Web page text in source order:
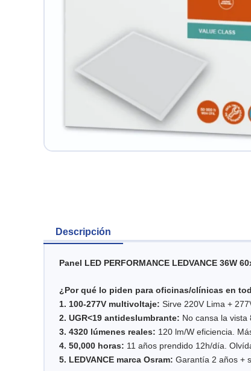
Descripción
Panel LED PERFORMANCE LEDVANCE 36W
¿Por qué lo piden para oficinas/clínicas en
1. 100-277V multivoltaje: Sirve 220V Lima +
2. UGR<19 antideslumbrante: No cansa la vista
3. 4320 lúmenes reales: 120 lm/W eficiencia.
4. 50,000 horas: 11 años prendido 12h/día.
5. LEDVANCE marca Osram: Garantía 2 años +